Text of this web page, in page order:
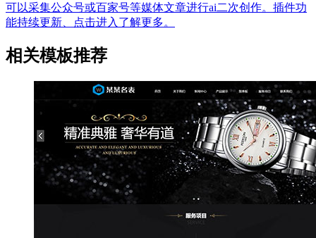
可以采集公众号或百家号等媒体文章进行ai二次创作。插件功
能持续更新、点击进入了解更多。
相关模板推荐